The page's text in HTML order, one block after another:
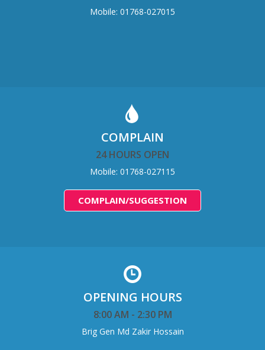
Mobile: 01768-027015
COMPLAIN
24 HOURS OPEN
Mobile: 01768-027115
COMPLAIN/SUGGESTION
OPENING HOURS
8:00 AM - 2:30 PM
Brig Gen Md Zakir Hossain